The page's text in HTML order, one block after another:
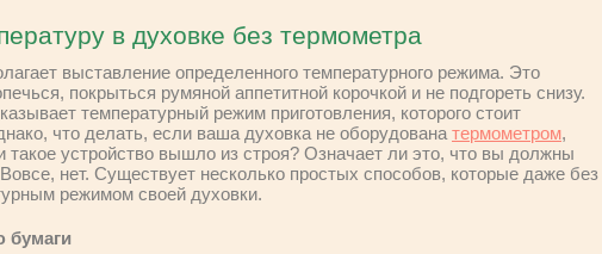
в духовке без термометра
выставление определенного температурного режима. Это
покрыться румяной аппетитной корочкой и не подгореть снизу.
температурный режим приготовления, которого стоит
что делать, если ваша духовка не оборудована термометром,
устройство вышло из строя? Означает ли это, что вы должны
нет. Существует несколько простых способов, которые даже без
режимом своей духовки.
бумаги